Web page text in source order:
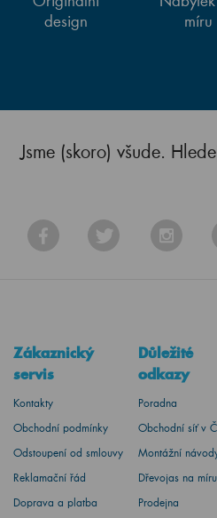
design
míru
Jsme (skoro) všude.
Zákaznický
servis
Kontakty
Obchodní podmínky
Odstoupení od smlouvy
Reklamační řád
Doprava a platba
Důležité
odkazy
Poradna
Obchodní síť v
Montážní
Dřevojas na míru
Prodejna